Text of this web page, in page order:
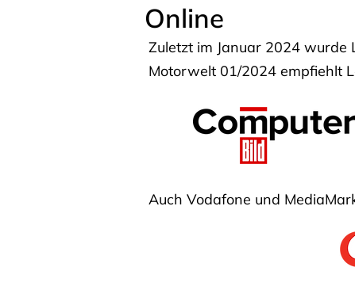
Online
Zuletzt im Januar 2024 wurde
Motorwelt 01/2024 empfiehlt
Auch Vodafone und